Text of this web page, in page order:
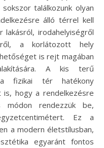
találkozunk olyan
álló térrel kell
lakásról, irodahelyiségről
a korlátozott hely
is rejt magában
A kis terű
fizikai tér hatékony
is, hogy a rendelkezésre
módon rendezzük be,
Ez a
a modern életstílusban,
egyaránt fontos